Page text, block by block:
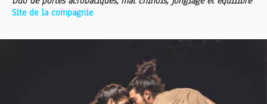
Site de la compagnie